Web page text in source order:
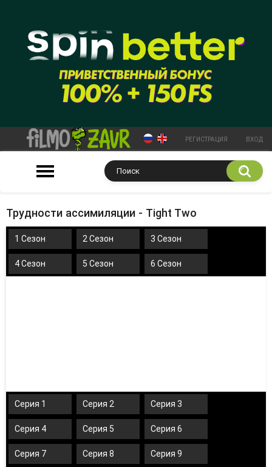
РЕГИСТРАЦИЯ ВХОД
Трудности ассимиляции - Tight Two
1 Сезон 2 Сезон 3 Сезон
4 Сезон 5 Сезон 6 Сезон
Серия 1 Серия 2 Серия 3
Серия 4 Серия 5 Серия 6
Серия 7 Серия 8 Серия 9